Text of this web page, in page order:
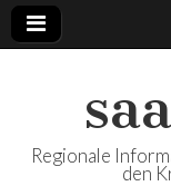
Regionale
den